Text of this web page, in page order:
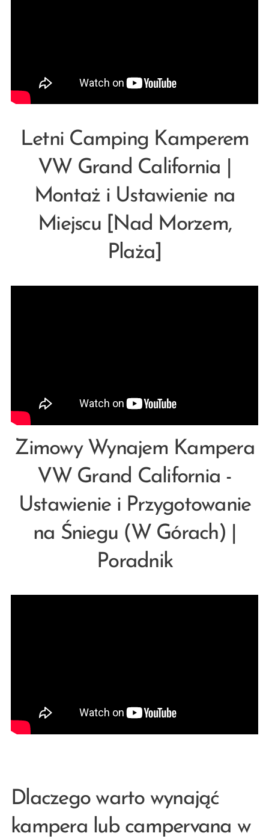
Letni Camping Kamperem
VW Grand California |
Montaż i Ustawienie na
Miejscu [Nad Morzem,
Plaża]
Zimowy Wynajem Kampera
VW Grand California -
Ustawienie i Przygotowanie
na Śniegu (W Górach) |
Poradnik
Dlaczego warto wynająć
kampera lub campervana w